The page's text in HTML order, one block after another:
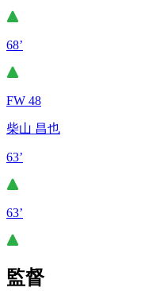
68’
FW 48
柴山 昌也
63’
63’
監督